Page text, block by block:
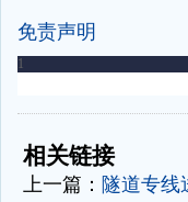
免责声明
-
相关链接
上一篇： 隧道专线